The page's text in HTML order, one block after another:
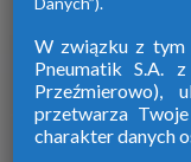
Firma
W związku z tym
Pneumatik S.A.
Przeźmierowo),
przetwarza
charakter danych